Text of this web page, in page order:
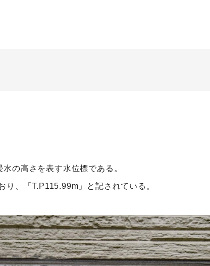
の高さを表す水位標である。
、「T.P115.99m」と記されている。